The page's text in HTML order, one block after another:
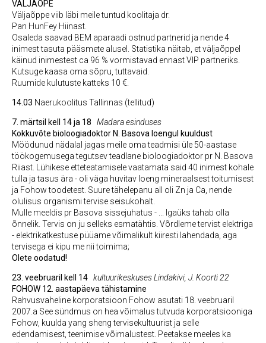
VÄLJAÕPE
Väljaõppe viib läbi meile tuntud koolitaja dr.
Pan HunFey Hiinast.
Osaleda saavad BEM aparaadi ostnud partnerid ja nende 4
inimest tasuta pääsmete alusel. Statistika näitab, et väljaõppel
käinud inimestest ca 96 % vormistavad ennast VIP partneriks.
Kutsuge kaasa oma sõpru, tuttavaid.
Ruumide kulutuste katteks 10 €.
14.03 Naerukoolitus Tallinnas (tellitud)
7. märtsil kell 14 ja 18
Madara esinduses
Kokkuvõte bioloogiadoktor N. Basova loengul kuuldust
Möödunud nädalal jagas meile oma teadmisi üle 50-aastase
töökogemusega tegutsev teadlane bioloogiadoktor pr N. Basova
Riiast. Lühikese etteteatamisele vaatamata said 40 inimest kohale
tulla ja tasus ära - oli väga huvitav loeng mineraalsest toitumisest
ja Fohow toodetest. Suure tähelepanu all oli Zn ja Ca, nende
olulisus organismi tervise seisukohalt.
Mulle meeldis pr Basova sissejuhatus - ... Igaüks tahab olla
õnnelik. Tervis on ju selleks esmatähtis. Võrdleme tervist elektriga
- elektrikatkestuse püüame võimalikult kiiresti lahendada, aga
tervisega ei kipu me nii toimima;
Olete oodatud!
23. veebruaril kell 14 kultuurikeskuses Lindakivi, J. Koorti 22
FOHOW 12. aastapäeva tähistamine
Rahvusvaheline korporatsioon Fohow asutati 18. veebruaril
2007.a See sündmus on hea võimalus tutvuda korporatsiooniga
Fohow, kuulda yang sheng tervisekultuurist ja selle
edendamisest, teenimise võimalustest. Peetakse meeles ka